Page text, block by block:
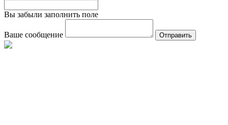
Вы забыли заполнить поле
Ваше сообщение Отправить